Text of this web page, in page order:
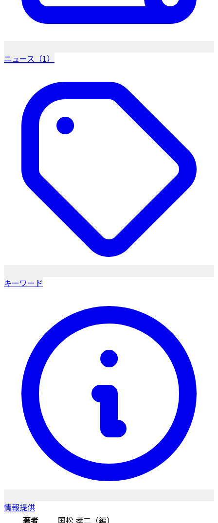
ニュース（1）
キーワード
情報提供
著者
国松 孝二（編）